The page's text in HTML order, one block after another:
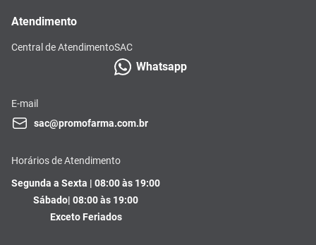
Atendimento
Central de AtendimentoSAC
Whatsapp
E-mail
sac@promofarma.com.br
Horários de Atendimento
Segunda a Sexta | 08:00 às 19:00
Sábado| 08:00 às 19:00
Exceto Feriados